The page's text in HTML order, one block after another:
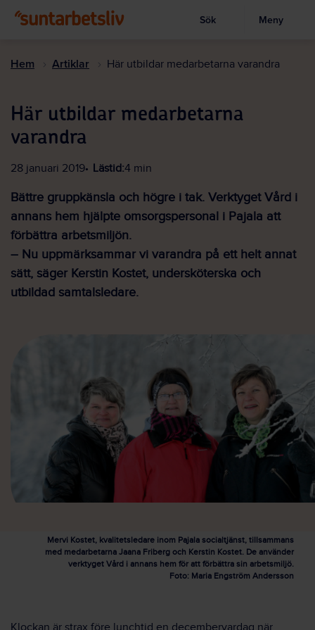
till
Visa sökruta
Sök Meny
Hem Artiklar Här utbildar medarbetarna varandra
Här utbildar medarbetarna
varandra
28 januari 2019 Lästid:4 min
Bättre gruppkänsla och högre i tak. Verktyget Vård i
annans hem hjälpte omsorgspersonal i Pajala att
förbättra arbetsmiljön.
– Nu uppmärksammar vi varandra på ett helt annat
sätt, säger Kerstin Kostet, undersköterska och
utbildad samtalsledare.
Mervi Kostet, kvalitetsledare inom Pajala socialtjänst, tillsammans
med medarbetarna Jaana Friberg och Kerstin Kostet. De använder
verktyget Vård i annans hem för att förbättra sin arbetsmiljö.
Foto: Maria Engström Andersson